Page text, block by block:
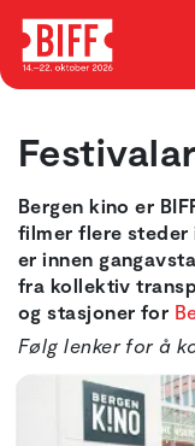
Bergen kino er
filmer flere steder
er innen
fra kollektiv
og stasjoner for
Følg lenker for å